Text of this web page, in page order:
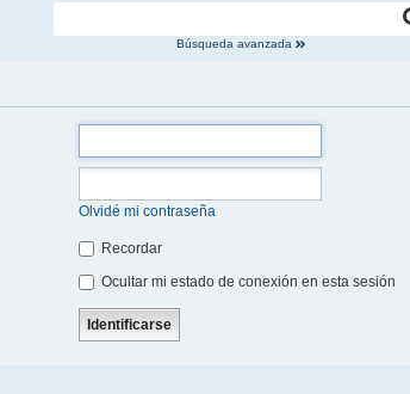
Búsqueda avanzada
Olvidé mi contraseña
Recordar
Ocultar mi estado de conexión en esta sesión